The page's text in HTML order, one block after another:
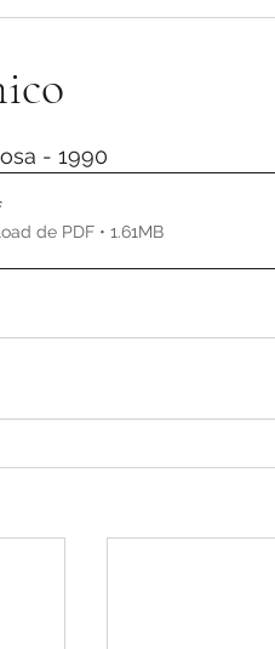
de 5 estrelas.
- 1990
de PDF • 1.61MB